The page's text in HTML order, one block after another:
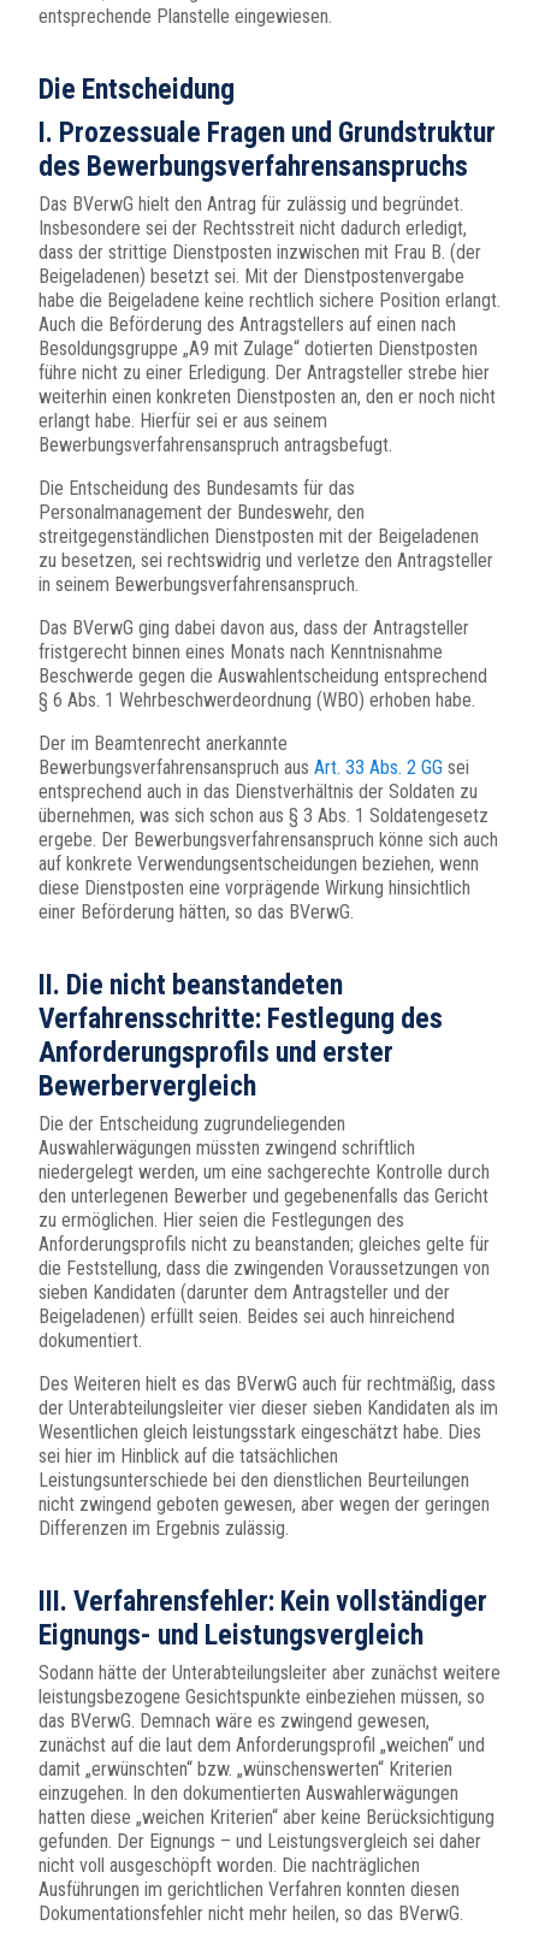
entsprechende Planstelle eingewiesen.
Die Entscheidung
I. Prozessuale Fragen und Grundstruktur
des Bewerbungsverfahrensanspruchs
Das BVerwG hielt den Antrag für zulässig und begründet.
Insbesondere sei der Rechtsstreit nicht dadurch erledigt,
dass der strittige Dienstposten inzwischen mit Frau B. (der
Beigeladenen) besetzt sei. Mit der Dienstpostenvergabe
habe die Beigeladene keine rechtlich sichere Position erlangt.
Auch die Beförderung des Antragstellers auf einen nach
Besoldungsgruppe „A9 mit Zulage“ dotierten Dienstposten
führe nicht zu einer Erledigung. Der Antragsteller strebe hier
weiterhin einen konkreten Dienstposten an, den er noch nicht
erlangt habe. Hierfür sei er aus seinem
Bewerbungsverfahrensanspruch antragsbefugt.
Die Entscheidung des Bundesamts für das
Personalmanagement der Bundeswehr, den
streitgegenständlichen Dienstposten mit der Beigeladenen
zu besetzen, sei rechtswidrig und verletze den Antragsteller
in seinem Bewerbungsverfahrensanspruch.
Das BVerwG ging dabei davon aus, dass der Antragsteller
fristgerecht binnen eines Monats nach Kenntnisnahme
Beschwerde gegen die Auswahlentscheidung entsprechend
§ 6 Abs. 1 Wehrbeschwerdeordnung (WBO) erhoben habe.
Der im Beamtenrecht anerkannte
Bewerbungsverfahrensanspruch aus Art. 33 Abs. 2 GG sei
entsprechend auch in das Dienstverhältnis der Soldaten zu
übernehmen, was sich schon aus § 3 Abs. 1 Soldatengesetz
ergebe. Der Bewerbungsverfahrensanspruch könne sich auch
auf konkrete Verwendungsentscheidungen beziehen, wenn
diese Dienstposten eine vorprägende Wirkung hinsichtlich
einer Beförderung hätten, so das BVerwG.
II. Die nicht beanstandeten
Verfahrensschritte: Festlegung des
Anforderungsprofils und erster
Bewerbervergleich
Die der Entscheidung zugrundeliegenden
Auswahlerwägungen müssten zwingend schriftlich
niedergelegt werden, um eine sachgerechte Kontrolle durch
den unterlegenen Bewerber und gegebenenfalls das Gericht
zu ermöglichen. Hier seien die Festlegungen des
Anforderungsprofils nicht zu beanstanden; gleiches gelte für
die Feststellung, dass die zwingenden Voraussetzungen von
sieben Kandidaten (darunter dem Antragsteller und der
Beigeladenen) erfüllt seien. Beides sei auch hinreichend
dokumentiert.
Des Weiteren hielt es das BVerwG auch für rechtmäßig, dass
der Unterabteilungsleiter vier dieser sieben Kandidaten als im
Wesentlichen gleich leistungsstark eingeschätzt habe. Dies
sei hier im Hinblick auf die tatsächlichen
Leistungsunterschiede bei den dienstlichen Beurteilungen
nicht zwingend geboten gewesen, aber wegen der geringen
Differenzen im Ergebnis zulässig.
III. Verfahrensfehler: Kein vollständiger
Eignungs- und Leistungsvergleich
Sodann hätte der Unterabteilungsleiter aber zunächst weitere
leistungsbezogene Gesichtspunkte einbeziehen müssen, so
das BVerwG. Demnach wäre es zwingend gewesen,
zunächst auf die laut dem Anforderungsprofil „weichen“ und
damit „erwünschten“ bzw. „wünschenswerten“ Kriterien
einzugehen. In den dokumentierten Auswahlerwägungen
hatten diese „weichen Kriterien“ aber keine Berücksichtigung
gefunden. Der Eignungs – und Leistungsvergleich sei daher
nicht voll ausgeschöpft worden. Die nachträglichen
Ausführungen im gerichtlichen Verfahren konnten diesen
Dokumentationsfehler nicht mehr heilen, so das BVerwG.